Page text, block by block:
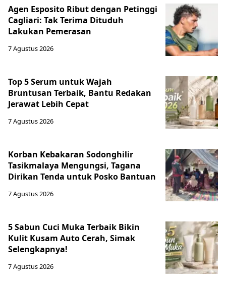
Agen Esposito Ribut dengan Petinggi
Cagliari: Tak Terima Dituduh
Lakukan Pemerasan
7 Agustus 2026
Top 5 Serum untuk Wajah
Bruntusan Terbaik, Bantu Redakan
Jerawat Lebih Cepat
7 Agustus 2026
Korban Kebakaran Sodonghilir
Tasikmalaya Mengungsi, Tagana
Dirikan Tenda untuk Posko Bantuan
7 Agustus 2026
5 Sabun Cuci Muka Terbaik Bikin
Kulit Kusam Auto Cerah, Simak
Selengkapnya!
7 Agustus 2026